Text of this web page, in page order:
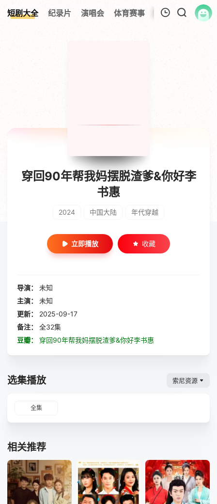
短剧大全 纪录片 演唱会 体育赛事 伦理片 影视解
穿回90年帮我妈摆脱渣爹&你好李
书惠
2024 中国大陆 年代穿越
立即播放 收藏
导演：
未知
主演：
未知
更新：
2025-09-17
备注：
全32集
豆瓣：
穿回90年帮我妈摆脱渣爹&你好李书惠
选集播放 索尼资源
全集
相关推荐